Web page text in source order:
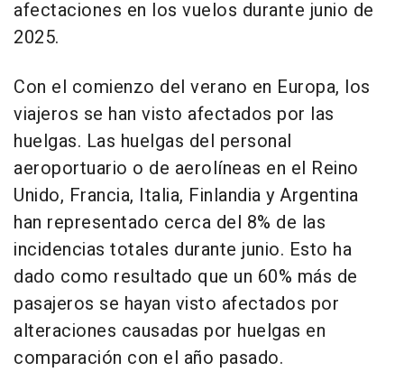
afectaciones en los vuelos durante junio de
2025.
Con el comienzo del verano en Europa, los
viajeros se han visto afectados por las
huelgas. Las huelgas del personal
aeroportuario o de aerolíneas en el Reino
Unido, Francia, Italia, Finlandia y Argentina
han representado cerca del 8% de las
incidencias totales durante junio. Esto ha
dado como resultado que un 60% más de
pasajeros se hayan visto afectados por
alteraciones causadas por huelgas en
comparación con el año pasado.